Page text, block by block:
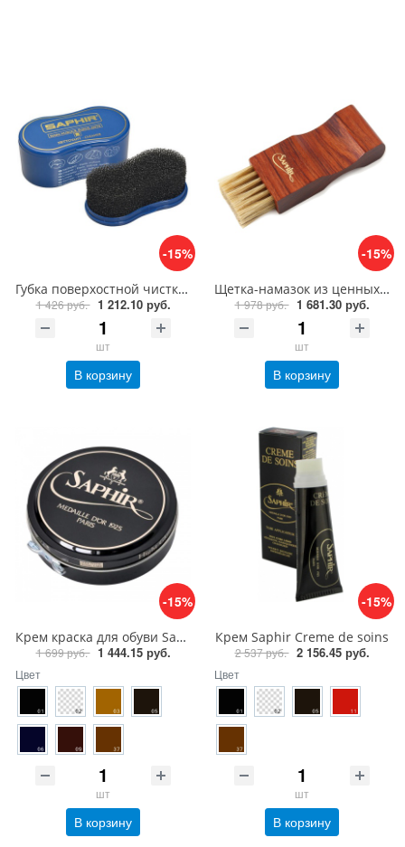
-15%
Губка поверхостной чистки замши, велюра Saphir Nettoyant cleaner
1 426 руб. 1 212.10 руб.
шт
В корзину
-15%
Щетка-намазок из ценных пород дерева Saphir Brosse Pommadier
1 978 руб. 1 681.30 руб.
шт
В корзину
-15%
Крем краска для обуви Saphir Medaille d'or 1925 Pate de luxe 50 ml
1 699 руб. 1 444.15 руб.
Цвет
шт
В корзину
-15%
Крем Saphir Creme de soins
2 537 руб. 2 156.45 руб.
Цвет
шт
В корзину